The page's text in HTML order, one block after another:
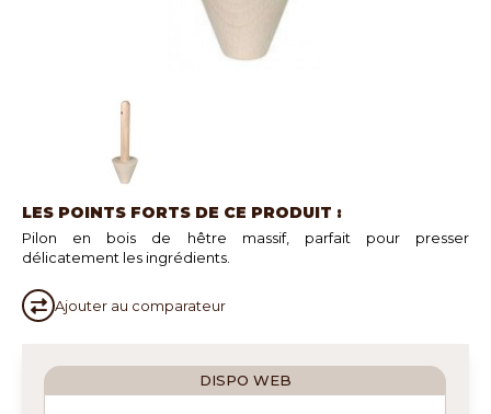
LES POINTS FORTS DE CE PRODUIT :
Pilon en bois de hêtre massif, parfait pour presser
délicatement les ingrédients.
Ajouter au comparateur
DISPO WEB